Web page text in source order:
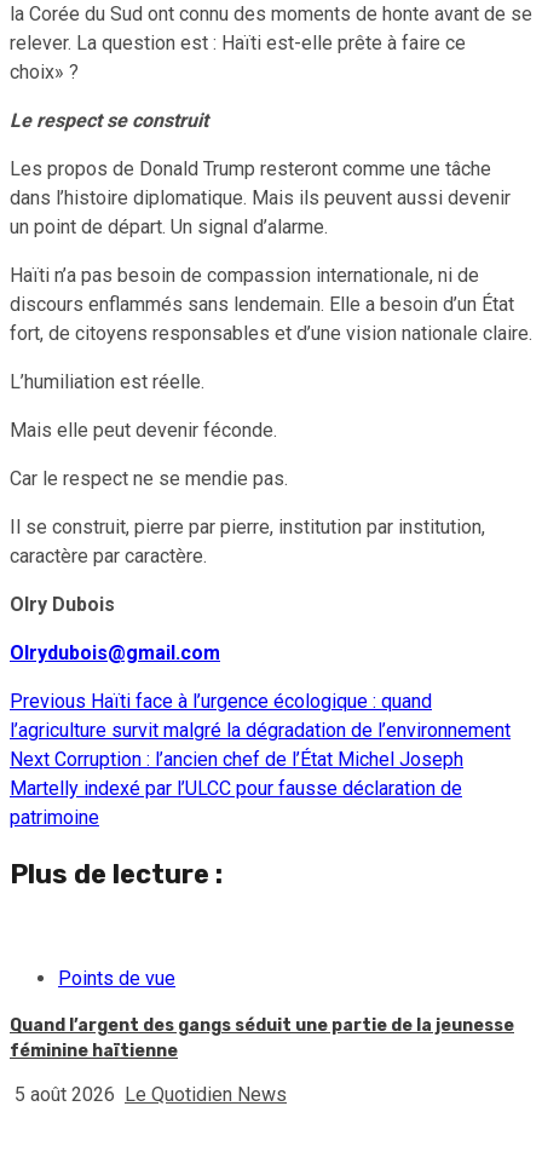
la Corée du Sud ont connu des moments de honte avant de se
relever. La question est : Haïti est-elle prête à faire ce
choix» ?
Le respect se construit
Les propos de Donald Trump resteront comme une tâche
dans l’histoire diplomatique. Mais ils peuvent aussi devenir
un point de départ. Un signal d’alarme.
Haïti n’a pas besoin de compassion internationale, ni de
discours enflammés sans lendemain. Elle a besoin d’un État
fort, de citoyens responsables et d’une vision nationale claire.
L’humiliation est réelle.
Mais elle peut devenir féconde.
Car le respect ne se mendie pas.
Il se construit, pierre par pierre, institution par institution,
caractère par caractère.
Olry Dubois
Olrydubois@gmail.com
Continue
Reading
Previous Haïti face à l’urgence écologique : quand
l’agriculture survit malgré la dégradation de l’environnement
Next Corruption : l’ancien chef de l’État Michel Joseph
Martelly indexé par l’ULCC pour fausse déclaration de
patrimoine
Plus de lecture :
Points de vue
Quand l’argent des gangs séduit une partie de la jeunesse
féminine haïtienne
5 août 2026 Le Quotidien News